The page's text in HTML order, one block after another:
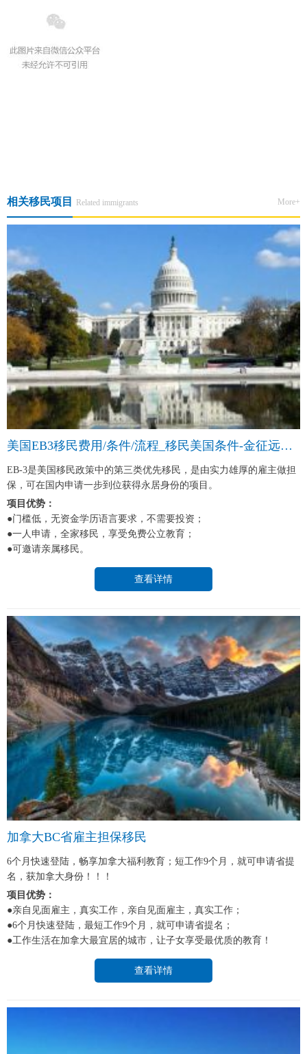
相关移民项目 Related immigrants More+
美国EB3移民费用/条件/流程_移民美国条件-金征远皇家移民中介
EB-3是美国移民政策中的第三类优先移民，是由实力雄厚的雇主做担
保，可在国内申请一步到位获得永居身份的项目。
项目优势：
●门槛低，无资金学历语言要求，不需要投资；
●一人申请，全家移民，享受免费公立教育；
●可邀请亲属移民。
查看详情
加拿大BC省雇主担保移民
6个月快速登陆，畅享加拿大福利教育；短工作9个月，就可申请省提
名，获加拿大身份！！！
项目优势：
●亲自见面雇主，真实工作，亲自见面雇主，真实工作；
●6个月快速登陆，最短工作9个月，就可申请省提名；
●工作生活在加拿大最宜居的城市，让子女享受最优质的教育！
查看详情